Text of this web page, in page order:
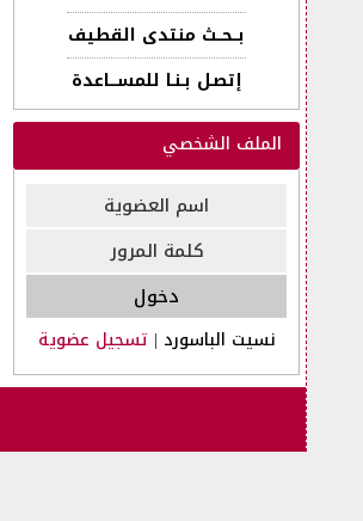
بــحــث منتدى القطيف
إتصـل بـنـا للمســـاعدة
الملف الشخصي
نسيت الباسورد | تسجيل عضوية